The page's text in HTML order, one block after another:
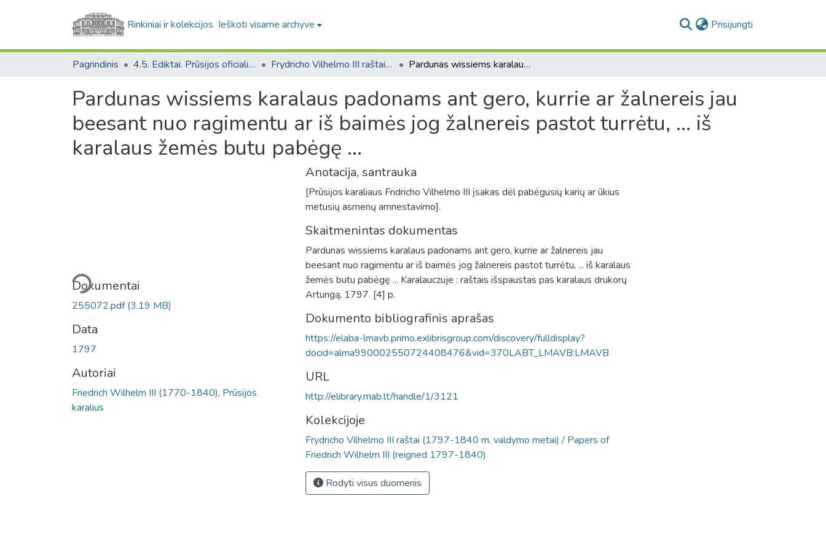
Rinkiniai ir kolekcijos Ieškoti visame archyve Prisijungti
Pagrindinis 4.5. Ediktai. Prūsijos oficialiųjų raštų rinkinys / Edicts. Collection of Prussian official documents Frydricho Vilhelmo III raštai (1797-1840 m. valdymo metai) / Papers of Friedrich Wilhelm III (reigned 1797-1840) Pardunas wissiems karalaus padonams ant gero, kurrie ar žalnereis jau beesant nuo ragimentu ar iš baimės jog žalnereis pastot turrėtu, ... iš karalaus žemės butu pabėgę ...
Pardunas wissiems karalaus padonams ant gero, kurrie ar žalnereis jau
beesant nuo ragimentu ar iš baimės jog žalnereis pastot turrėtu, ... iš
karalaus žemės butu pabėgę ...
Įkeliama...
Dokumentai
255072.pdf(3.19 MB)
Data
1797
Autoriai
Friedrich Wilhelm III (1770-1840), Prūsijos
karalius
Anotacija, santrauka
[Prūsijos karaliaus Fridricho Vilhelmo III įsakas dėl pabėgusių karių ar ūkius
metusių asmenų amnestavimo].
Skaitmenintas dokumentas
Pardunas wissiems karalaus padonams ant gero, kurrie ar žalnereis jau
beesant nuo ragimentu ar iš baimės jog žalnereis pastot turrėtu, ... iš karalaus
žemės butu pabėgę ... Karalauczuje : raštais išspaustas pas karalaus drukorų
Artungą, 1797. [4] p.
Dokumento bibliografinis aprašas
https://elaba-lmavb.primo.exlibrisgroup.com/discovery/fulldisplay?
docid=alma990002550724408476&vid=370LABT_LMAVB:LMAVB
URL
http://elibrary.mab.lt/handle/1/3121
Kolekcijoje
Frydricho Vilhelmo III raštai (1797-1840 m. valdymo metai) / Papers of
Friedrich Wilhelm III (reigned 1797-1840)
Rodyti visus duomenis